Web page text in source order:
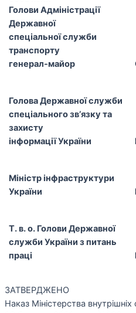
Голови Адміністрації
Державної
спеціальної служби
транспорту
генерал-майор
Голова Державної служби
спеціального зв’язку та
захисту
інформації України
Міністр інфраструктури
України
Т. в. о. Голови Державної
служби України з питань
праці
ЗАТВЕРДЖЕНО
Наказ Міністерства внутрішніх